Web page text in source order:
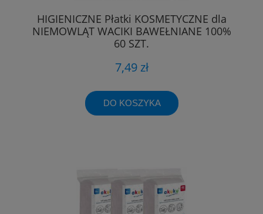
HIGIENICZNE Płatki KOSMETYCZNE dla
NIEMOWLĄT WACIKI BAWEŁNIANE 100%
60 SZT.
7,49 zł
DO KOSZYKA